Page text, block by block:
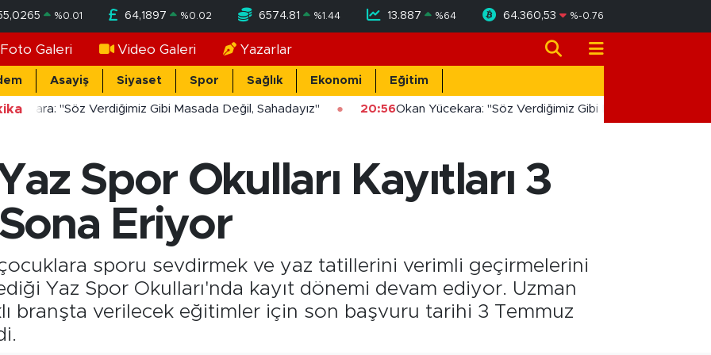
%0.01 64,1897 %0.02 6574.81 %1.44 13.887 %64 64.360,53 %-0.76
Foto Galeri Video Galeri Yazarlar
Asayiş Siyaset Spor Sağlık Ekonomi Eğitim
"Söz Verdiğimiz Gibi Masada Değil, Sahadayız" 20:56Okan Yücekara: "Söz Verdiğimiz Gibi Masada Değil,
Spor Okulları Kayıtları 3
Eriyor
sporu sevdirmek ve yaz tatillerini verimli geçirmelerini
Yaz Spor Okulları'nda kayıt dönemi devam ediyor. Uzman
branşta verilecek eğitimler için son başvuru tarihi 3 Temmuz